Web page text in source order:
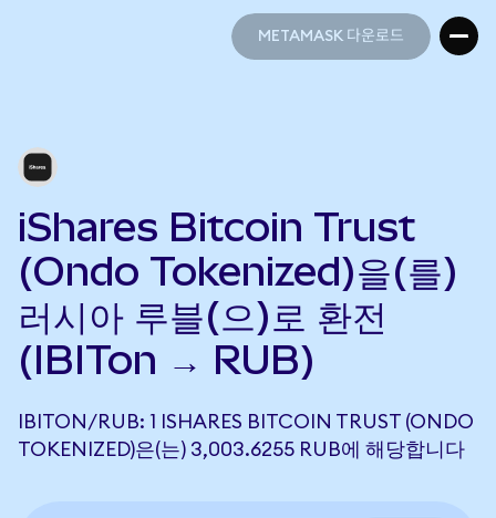
METAMASK 다운로드
iShares Bitcoin Trust
(Ondo Tokenized)을(를)
러시아 루블(으)로 환전
(IBITon → RUB)
IBITON/RUB: 1 ISHARES BITCOIN TRUST (ONDO
TOKENIZED)은(는) 3,003.6255 RUB에 해당합니다